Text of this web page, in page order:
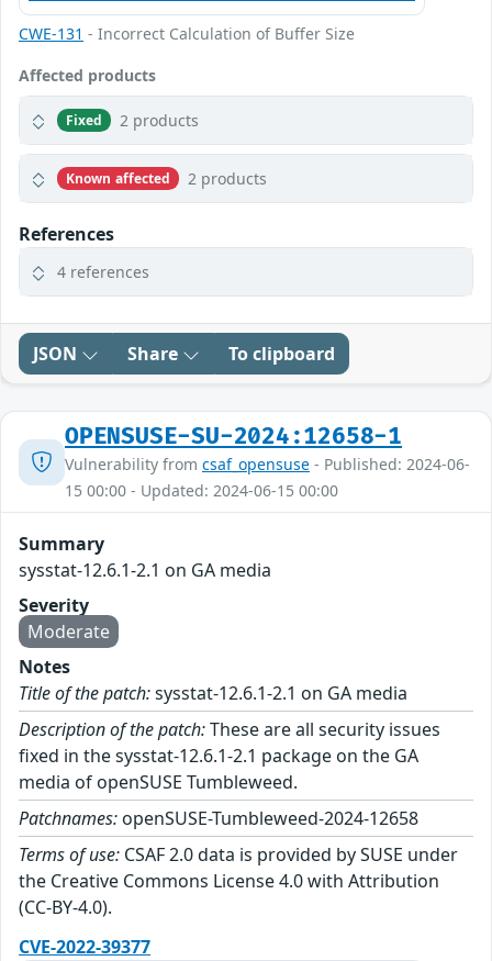
CWE-131 - Incorrect Calculation of Buffer Size
Affected products
Fixed 2 products
Known affected 2 products
References
4 references
JSON Share To clipboard
OPENSUSE-SU-2024:12658-1
Vulnerability from csaf_opensuse - Published: 2024-06-
15 00:00 - Updated: 2024-06-15 00:00
Summary
sysstat-12.6.1-2.1 on GA media
Severity
Moderate
Notes
Title of the patch:sysstat-12.6.1-2.1 on GA media
Description of the patch:These are all security issues
fixed in the sysstat-12.6.1-2.1 package on the GA
media of openSUSE Tumbleweed.
Patchnames: openSUSE-Tumbleweed-2024-12658
Terms of use: CSAF 2.0 data is provided by SUSE under
the Creative Commons License 4.0 with Attribution
(CC-BY-4.0).
CVE-2022-39377